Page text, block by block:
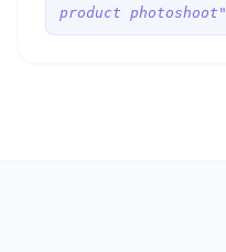
product photoshoot"